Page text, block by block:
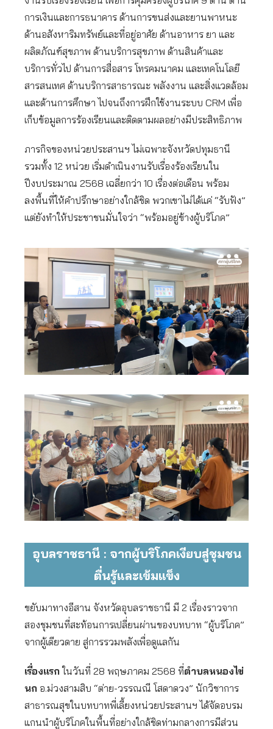
การเงินและการธนาคาร ด้านการขนส่งและยานพาหนะ
ด้านอสังหาริมทรัพย์และที่อยู่อาศัย ด้านอาหาร ยา และ
ผลิตภัณฑ์สุขภาพ ด้านบริการสุขภาพ ด้านสินค้าและ
บริการทั่วไป ด้านการสื่อสาร โทรคมนาคม และเทคโนโลยี
สารสนเทศ ด้านบริการสาธารณะ พลังงาน และสิ่งแวดล้อม
และด้านการศึกษา ไปจนถึงการฝึกใช้งานระบบ CRM เพื่อ
เก็บข้อมูลการร้องเรียนและติดตามผลอย่างมีประสิทธิภาพ
ภารกิจของหน่วยประสานฯ ไม่เฉพาะจังหวัดปทุมธานี
รวมทั้ง 12 หน่วย เริ่มดำเนินงานรับเรื่องร้องเรียนใน
ปีงบประมาณ 2568 เฉลี่ยกว่า 10 เรื่องต่อเดือน พร้อม
ลงพื้นที่ให้คำปรึกษาอย่างใกล้ชิด พวกเขาไม่ได้แค่ “รับฟัง”
แต่ยังทำให้ประชาชนมั่นใจว่า “พร้อมอยู่ข้างผู้บริโภค”
อุบลราชธานี : จากผู้บริโภคเงียบสู่ชุมชน
ตื่นรู้และเข้มแข็ง
ขยับมาทางอีสาน จังหวัดอุบลราชธานี มี 2 เรื่องราวจาก
สองชุมชนที่สะท้อนการเปลี่ยนผ่านของบทบาท “ผู้บริโภค”
จากผู้เดียวดาย สู่การรวมพลังเพื่อดูแลกัน
เรื่องแรกในวันที่ 28 พฤษภาคม 2568 ที่ตำบลหนองไข่
นก อ.ม่วงสามสิบ “ต่าย-วรรณณี โสดาดวง” นักวิชาการ
สาธารณสุขในบทบาทพี่เลี้ยงหน่วยประสานฯ ได้จัดอบรม
แกนนำผู้บริโภคในพื้นที่อย่างใกล้ชิดท่ามกลางการมีส่วน